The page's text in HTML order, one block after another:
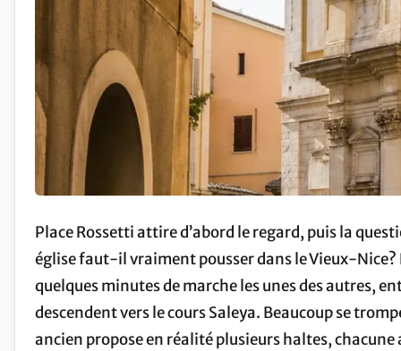
Place Rossetti attire d’abord le regard, puis la
église faut-il vraiment pousser dans le Vieux-Nice?
quelques minutes de marche les unes des autres,
descendent vers le cours Saleya. Beaucoup se
ancien propose en réalité plusieurs haltes,